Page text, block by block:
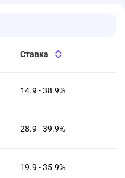
Ставка
14.9 - 38.9%
28.9 - 39.9%
19.9 - 35.9%